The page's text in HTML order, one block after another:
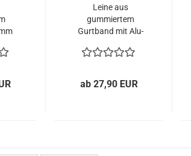
Leine aus
gummiertem
Gurtband mit Alu-
ab 27,90 EUR